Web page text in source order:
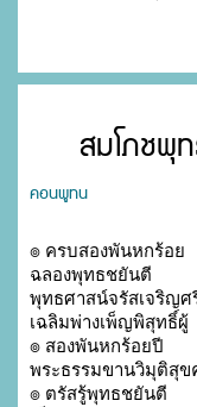
สมโภชพุ
คอนพูทน
๏ ครบสองพันหกร้อย
ฉลองพุทธชยันตี
พุทธศาสน์จรัสเจริญศ
เฉลิมพ่างเพ็ญพิสุทธิ์ผู้
๏ สองพันหกร้อยปี
พระธรรมขานวิมุติสุข
๏ ตรัสรู้พุทธชยันตี